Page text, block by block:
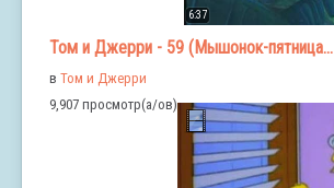
6:37
Том и Джерри - 59 (Мышонок-пятница...
в Том и Джерри
9,907 просмотр(а/ов)